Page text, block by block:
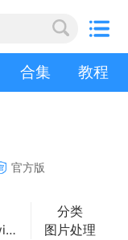
合集 教程
官方版
winall/win7/win10/win11
分类
图片处理